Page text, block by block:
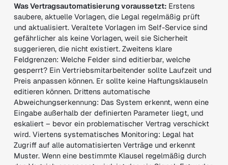
Was Vertragsautomatisierung voraussetzt:Erstens
saubere, aktuelle Vorlagen, die Legal regelmäßig prüft
und aktualisiert. Veraltete Vorlagen im Self-Service sind
gefährlicher als keine Vorlagen, weil sie Sicherheit
suggerieren, die nicht existiert. Zweitens klare
Feldgrenzen: Welche Felder sind editierbar, welche
gesperrt? Ein Vertriebsmitarbeitender sollte Laufzeit und
Preis anpassen können. Er sollte keine Haftungsklauseln
editieren können. Drittens automatische
Abweichungserkennung: Das System erkennt, wenn eine
Eingabe außerhalb der definierten Parameter liegt, und
eskaliert – bevor ein problematischer Vertrag verschickt
wird. Viertens systematisches Monitoring: Legal hat
Zugriff auf alle automatisierten Verträge und erkennt
Muster. Wenn eine bestimmte Klausel regelmäßig durch